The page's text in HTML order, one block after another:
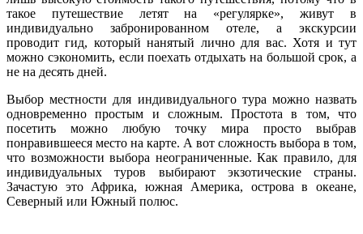
такое путешествие летят на «регулярке», живут в
индивидуально забронированном отеле, а экскурсии
проводит гид, который нанятый лично для вас. Хотя и тут
можно сэкономить, если поехать отдыхать на большой срок, а
не на десять дней.
Выбор местности для индивидуального тура можно назвать
одновременно простым и сложным. Простота в том, что
посетить можно любую точку мира просто выбрав
понравившееся место на карте. А вот сложность выбора в том,
что возможности выбора неограниченные. Как правило, для
индивидуальных туров выбирают экзотические страны.
Зачастую это Африка, южная Америка, острова в океане,
Северный или Южный полюс.